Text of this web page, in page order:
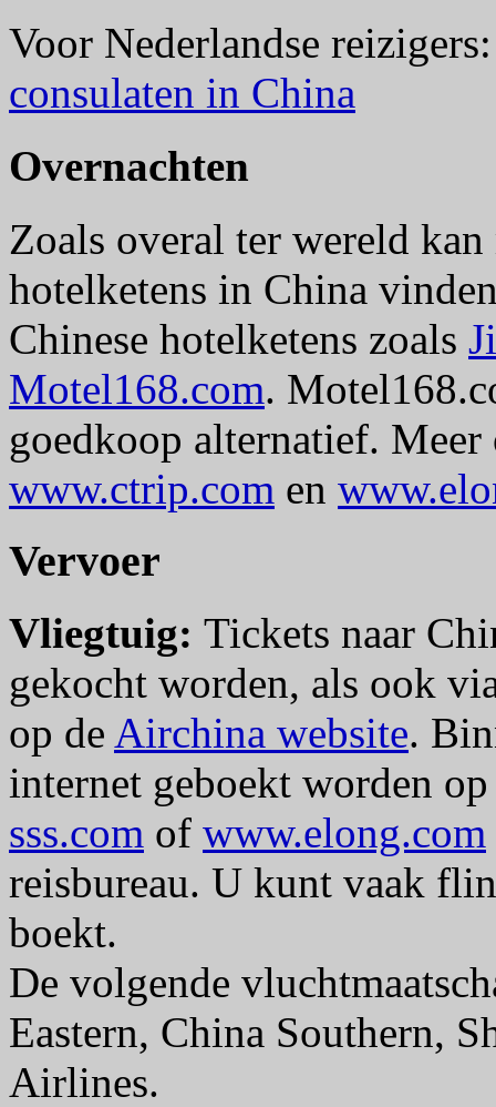
Voor Nederlandse
consulaten in China
Overnachten
Zoals overal ter wereld
hotelketens in China
Chinese hotelketens zoals
Motel168.com.
goedkoop alternatief.
www.ctrip.com en
Vervoer
Vliegtuig: Tickets naar
gekocht worden, als ook
op de Airchina website.
internet geboekt worden
sss.com of www.elong.com
reisbureau. U kunt vaak
boekt.
De volgende
Eastern, China Southern,
Airlines.